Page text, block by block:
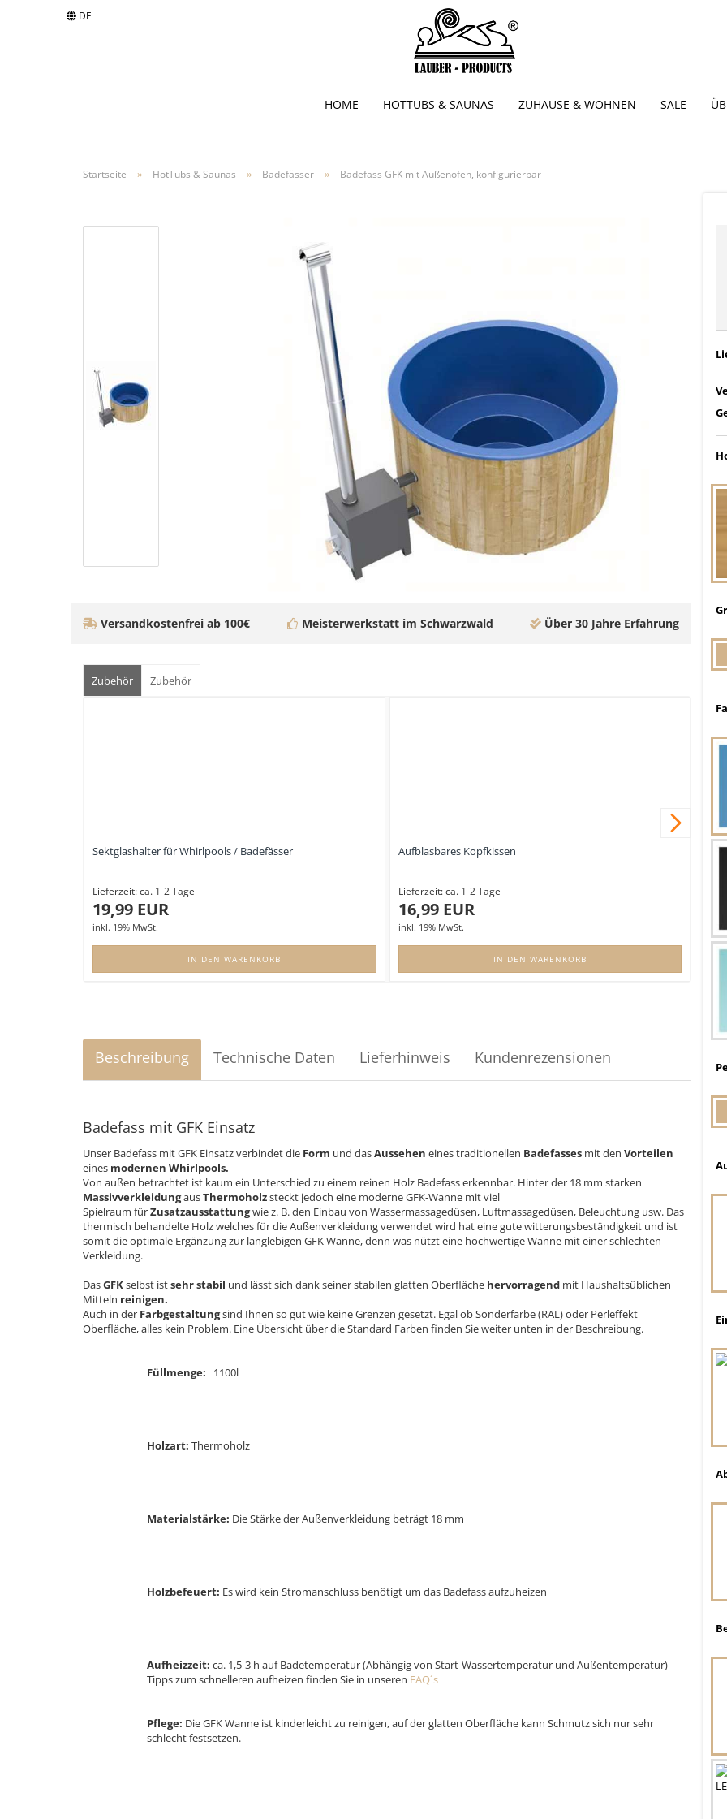
DE
Lieferland
HOME HOTTUBS & SAUNAS ZUHAUSE & WOHNEN SALE
Startseite » HotTubs & Saunas » Badefässer » Badefass GFK mit Außenofen, konfigurierbar
Versandkostenfrei ab 100€ Meisterwerkstatt im Schwarzwald Über 30 Jahre Erfahrung
Zubehör Zubehör
Sektglashalter für Whirlpools / Badefässer
Lieferzeit:ca. 1-2 Tage
19,99 EUR
inkl. 19% MwSt.
IN DEN WARENKORB
Aufblasbares Kopfkissen
Lieferzeit:ca. 1-2 Tage
16,99 EUR
inkl. 19% MwSt.
IN DEN WARENKORB
inkl.
Next
Beschreibung Technische Daten Lieferhinweis Kundenrezensionen
Badefass mit GFK Einsatz
Unser Badefass mit GFK Einsatz verbindet die Form und dasAussehen eines traditionellen Badefasses mit den Vorteilen
eines modernen Whirlpools.
Von außen betrachtet ist kaum ein Unterschied zu einem reinen Holz Badefass erkennbar. Hinter der 18 mm starken
MassivverkleidungausThermoholzsteckt jedoch eine moderne GFK-Wanne mit viel
Spielraum fürZusatzausstattungwie z. B. den Einbau von Wassermassagedüsen, Luftmassagedüsen, Beleuchtung usw. Das
thermisch behandelte Holz welches für die Außenverkleidung verwendet wird hat eine gute witterungsbeständigkeit und ist
somit die optimale Ergänzung zur langlebigen GFK Wanne, denn was nützt eine hochwertige Wanne mit einer schlechten
Verkleidung.
DasGFKselbst istsehr stabil und lässt sich dank seiner stabilen glatten Oberfläche hervorragend mit Haushaltsüblichen
Mitteln reinigen.
Auch in der Farbgestaltungsind Ihnen so gut wie keine Grenzen gesetzt. Egal ob Sonderfarbe (RAL) oder Perleffekt
Oberfläche, alles kein Problem. Eine Übersicht über die Standard Farben finden Sie weiter unten in der Beschreibung.
Füllmenge: 1100l
Holzart: Thermoholz
Materialstärke: Die Stärke der Außenverkleidung beträgt 18 mm
Holzbefeuert: Es wird kein Stromanschluss benötigt um das Badefass aufzuheizen
Aufheizzeit: ca. 1,5-3 h auf Badetemperatur (Abhängig von Start-Wassertemperatur und Außentemperatur)
Tipps zum schnelleren aufheizen finden Sie in unseren FAQ´s
Pflege: Die GFK Wanne ist kinderleicht zu reinigen, auf der glatten Oberfläche kann Schmutz sich nur sehr
schlecht festsetzen.